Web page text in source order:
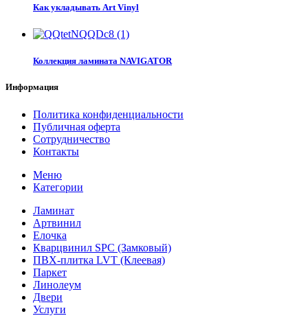
Как укладывать Art Vinyl
Коллекция ламината NAVIGATOR
Информация
Политика конфиденциальности
Публичная оферта
Сотрудничество
Контакты
Меню
Категории
Ламинат
Артвинил
Елочка
Кварцвинил SPC (Замковый)
ПВХ-плитка LVT (Клеевая)
Паркет
Линолеум
Двери
Услуги